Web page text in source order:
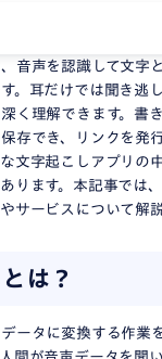
音声を認識して文字
。耳だけでは聞き逃
く理解できます。書
存でき、リンクを発
文字起こしアプリの
ります。本記事では
サービスについて解
は？
ータに変換する作業